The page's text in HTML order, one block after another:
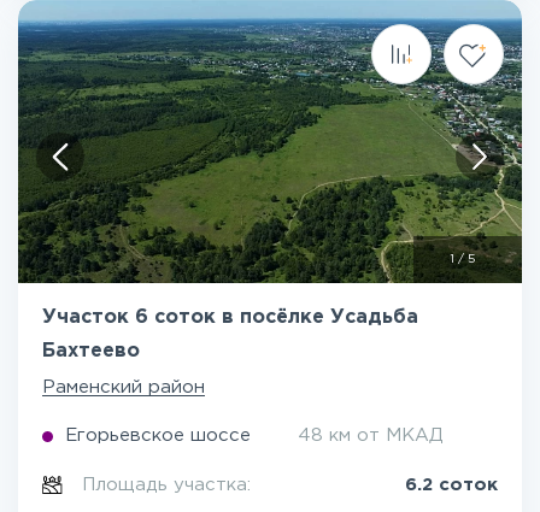
1/ 5
Участок 6 соток в посёлке Усадьба
Бахтеево
Раменский район
Егорьевское шоссе 48 км от МКАД
Площадь участка: 6.2 соток